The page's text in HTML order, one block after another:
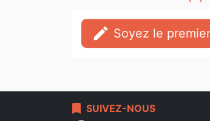
edit Soyez le
bookmark SUIVEZ-NOUS